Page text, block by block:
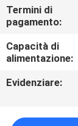
RICHIEDA
CITAZIONE
SHOPPING
ONLINE
Termini di
pagamento:
Capacità di
alimentazione:
Evidenziare: